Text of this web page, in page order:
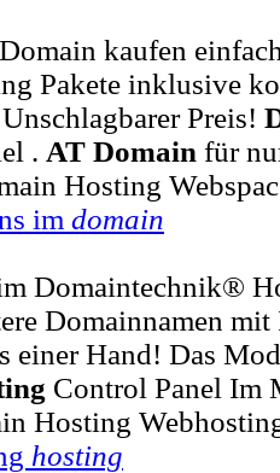
kaufen
Pakete inklusive
Preis!
. AT Domain für
Hosting
im domain
Domaintechnik®
Domainnamen mit
einer Hand! Das
Control Panel Im
Hosting
hosting